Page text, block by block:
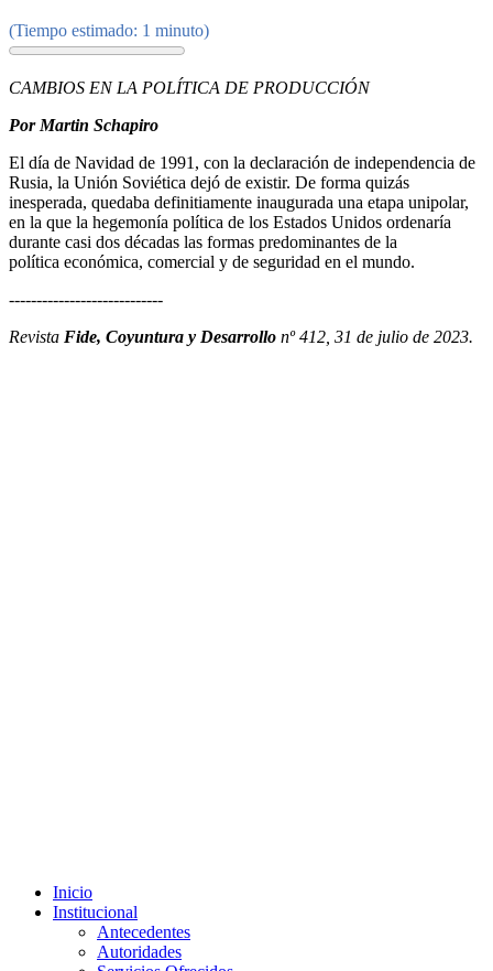
(Tiempo estimado: 1 minuto)
CAMBIOS EN LA POLÍTICA DE PRODUCCIÓN
Por Martin Schapiro
El día de Navidad de 1991, con la declaración de independencia de
Rusia, la Unión Soviética dejó de existir. De forma quizás
inesperada, quedaba definitiamente inaugurada una etapa unipolar,
en la que la hegemonía política de los Estados Unidos ordenaría
durante casi dos décadas las formas predominantes de la
política económica, comercial y de seguridad en el mundo.
----------------------------
Revista Fide, Coyuntura y Desarrollo nº 412, 31 de julio de 2023.
Inicio
Institucional
Antecedentes
Autoridades